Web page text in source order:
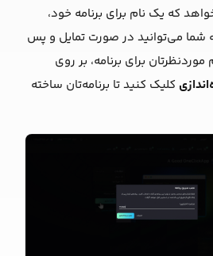
که یک ‌نام برای برنامه خود،
شما می‌توانید در صورت تمایل و پس
موردنظرتان برای برنامه، بر روی
کلیک کنید تا برنامه‌‌تان ساخته